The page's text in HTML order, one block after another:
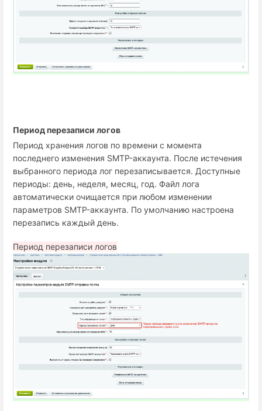
Период перезаписи логов
Период хранения логов по времени с момента
последнего изменения SMTP-аккаунта. После истечения
выбранного периода лог перезаписывается. Доступные
периоды: день, неделя, месяц, год. Файл лога
автоматически очищается при любом изменении
параметров SMTP-аккаунта. По умолчанию настроена
перезапись каждый день.
Период перезаписи логов